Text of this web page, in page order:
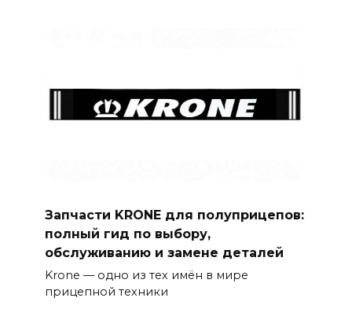
Запчасти KRONE для полуприцепов:
полный гид по выбору,
обслуживанию и замене деталей
Krone — одно из тех имён в мире
прицепной техники